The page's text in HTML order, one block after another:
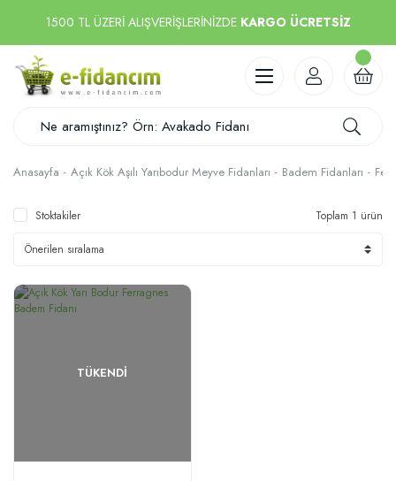
1500 TL ÜZERİ ALIŞVERİŞLERİNİZDE KARGO ÜCRETSİZ
Anasayfa Açık Kök Aşılı Yarıbodur Meyve Fidanları Badem Fidanları
Stoktakiler Toplam 1 ürün
TÜKENDI